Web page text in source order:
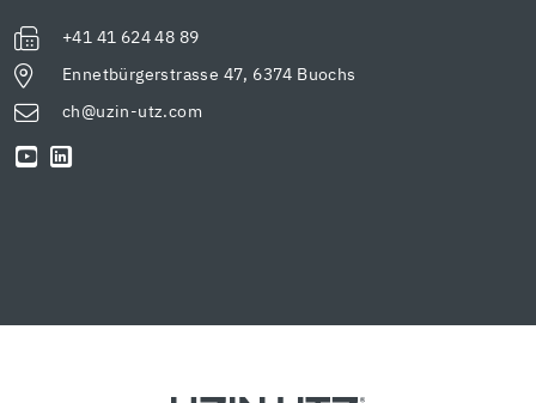
+41 41 624 48 89
Ennetbürgerstrasse 47, 6374 Buochs
ch@uzin-utz.com